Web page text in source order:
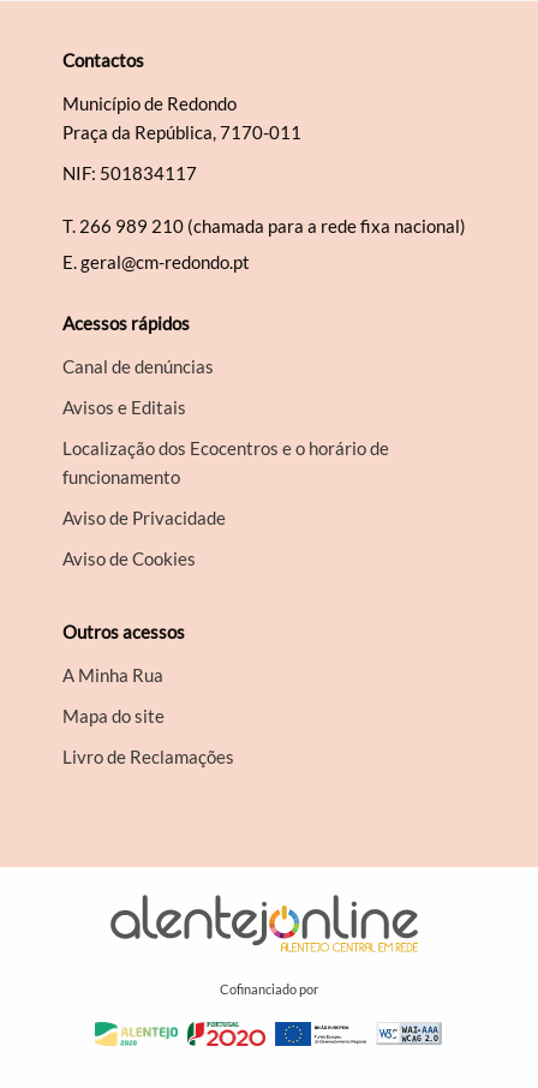
Contactos
Município de Redondo
Praça da República, 7170-011
NIF: 501834117
T. 266 989 210 (chamada para a rede fixa nacional)
E.geral@cm-redondo.pt
Acessos rápidos
Canal de denúncias
Avisos e Editais
Localização dos Ecocentros e o horário de
funcionamento
Aviso de Privacidade
Aviso de Cookies
Outros acessos
A Minha Rua
Mapa do site
Livro de Reclamações
Cofinanciado por